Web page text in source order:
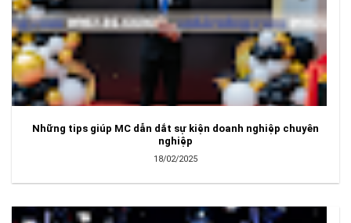
Những tips giúp MC dẫn dắt sự kiện doanh nghiệp chuyên
nghiệp
18/02/2025